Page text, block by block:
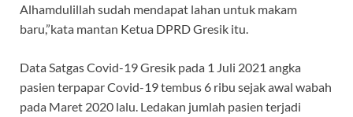
Alhamdulillah sudah mendapat lahan untuk makam
baru,”kata mantan Ketua DPRD Gresik itu.
Data Satgas Covid-19 Gresik pada 1 Juli 2021 angka
pasien terpapar Covid-19 tembus 6 ribu sejak awal wabah
pada Maret 2020 lalu. Ledakan jumlah pasien terjadi